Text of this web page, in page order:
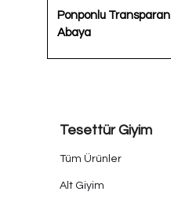
Ponponlu Transparan
Abaya
Tesettür Giyim
Tüm Ürünler
Alt Giyim